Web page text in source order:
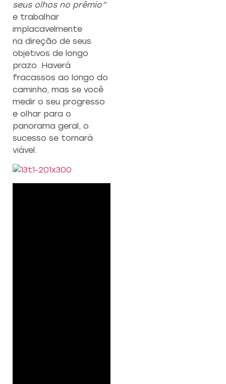
seus olhos no prêmio”
e trabalhar
implacavelmente
na direção de seus
objetivos de longo
prazo. Haverá
fracassos ao longo do
caminho, mas se você
medir o seu progresso
e olhar para o
panorama geral, o
sucesso se tornará
viável.